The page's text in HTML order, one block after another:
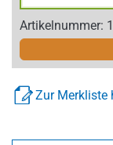
Artikelnummer:
Zur Merkliste